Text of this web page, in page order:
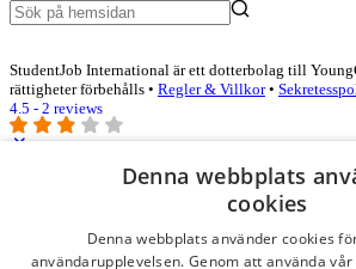
StudentJob International är ett dotterbolag till
rättigheter förbehålls • Regler & Villkor•
4.5 - 2 reviews
Logga in som företag
Denna webbplats
cookies
Denna webbplats använder cookies
användarupplevelsen. Genom att använda